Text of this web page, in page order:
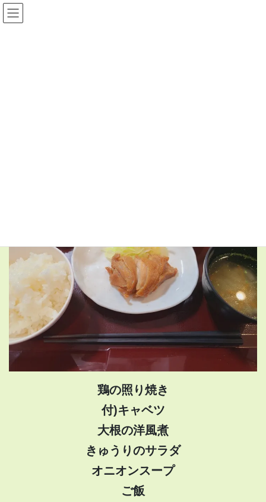
コ
ン
ナ
ビ
鶏の照り焼き
付)キャベツ
大根の洋風煮
きゅうりのサラダ
オニオンスープ
ご飯